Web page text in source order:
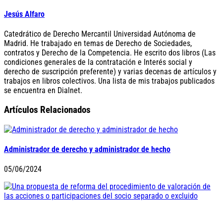
Jesús Alfaro
Catedrático de Derecho Mercantil Universidad Autónoma de
Madrid. He trabajado en temas de Derecho de Sociedades,
contratos y Derecho de la Competencia. He escrito dos libros (Las
condiciones generales de la contratación e Interés social y
derecho de suscripción preferente) y varias decenas de artículos y
trabajos en libros colectivos. Una lista de mis trabajos publicados
se encuentra en Dialnet.
Artículos Relacionados
Administrador de derecho y administrador de hecho
05/06/2024